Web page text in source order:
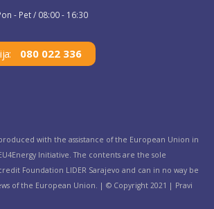
- Pet / 08:00 - 16:30
080 022 336
with the assistance of the European Union in
Initiative. The contents are the sole
Foundation LIDER Sarajevo and can in no way be
of the European Union. | © Copyright 2021 | Pravi